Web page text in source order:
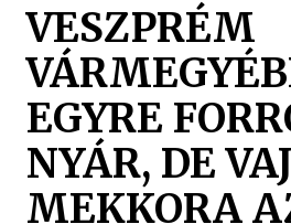
VESZPRÉM
EGYRE
NYÁR, DE
MEKKORA